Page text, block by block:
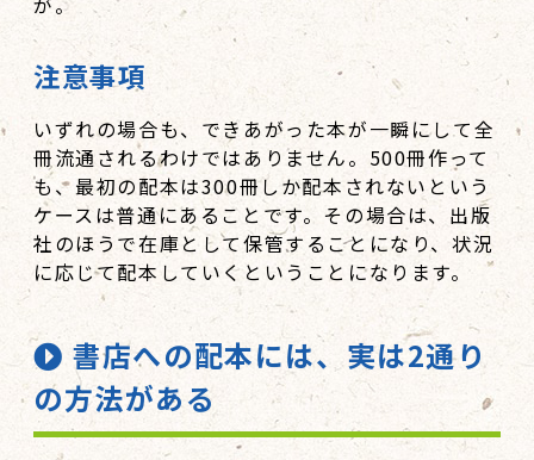
注意事項
いずれの場合も、できあがった本が一瞬にして全
冊流通されるわけではありません。500冊作って
も、最初の配本は300冊しか配本されないという
ケースは普通にあることです。その場合は、出版
社のほうで在庫として保管することになり、状況
に応じて配本していくということになります。
書店への配本には、実は2通り
の方法がある